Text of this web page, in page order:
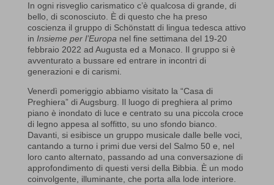
In ogni risveglio carismatico c’è qualcosa di grande, di
bello, di sconosciuto. È di questo che ha preso
coscienza il gruppo di Schönstatt di lingua tedesca attivo
in Insieme per l’Europa nel fine settimana del 19-20
febbraio 2022 ad Augusta ed a Monaco. Il gruppo si è
avventurato a bussare ed entrare in incontri di
generazioni e di carismi.
Venerdì pomeriggio abbiamo visitato la “Casa di
Preghiera” di Augsburg. Il luogo di preghiera al primo
piano è inondato di luce e centrato su una piccola croce
di legno appesa al soffitto, su uno sfondo bianco.
Davanti, si esibisce un gruppo musicale dalle belle voci,
cantando a turno i primi due versi del Salmo 50 e, nel
loro canto alternato, passando ad una conversazione di
approfondimento di questi versi della Bibbia. È un modo
coinvolgente, illuminante, che porta alla lode interiore.